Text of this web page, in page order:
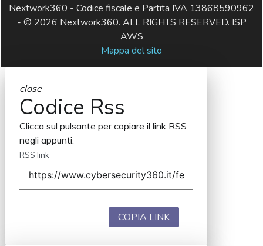
Nextwork360 - Codice fiscale e Partita IVA 13868590962
- © 2026 Nextwork360. ALL RIGHTS RESERVED. ISP
AWS
Mappa del sito
close
Codice Rss
Clicca sul pulsante per copiare il link RSS
negli appunti.
RSS link
COPIA LINK